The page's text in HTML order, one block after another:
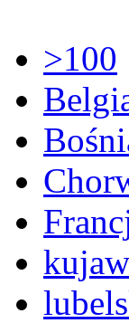
>100